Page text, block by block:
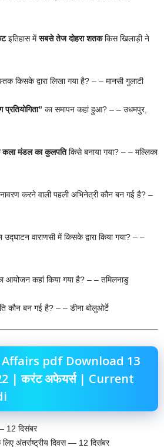
इतिहास मेंसबसे तेज दोहरा शतककिस खिलाड़ी ने
किसके द्वारा लिखा गया है? – – मानसी गुलाटी
प्रतियोगिता” का समापन कहां हुआ? – – उधमपुर,
मंडल का कुलपतिकिसे बनाया गया? – – मल्लिका
करने वाली पहली अभिनेत्री कौन बन गई है? –
उद्घाटन वाराणसी में किसके द्वारा किया गया? – –
आयोजन कहां किया गया है? – – तमिलनाडु
कौन बन गई है? – – डीना बोलुओर्टे
pdf Download 13
| करंट अफेयर्स | Current
12 दिसंबर
लिए अंतर्राष्ट्रीय दिवस — 12 दिसंबर